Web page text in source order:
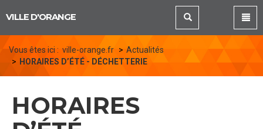
VILLE D'ORANGE
Vous êtes ici : ville-orange.fr
Actualités
HORAIRES D’ÉTÉ - DÉCHETTERIE
HORAIRES